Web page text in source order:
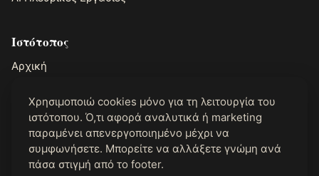
Ιστότοπος
Αρχική
Επικοινωνία
Νομικά
Χρησιμοποιώ cookies μόνο για τη λειτουργία του
ιστότοπου. Ό,τι αφορά αναλυτικά ή marketing
παραμένει απενεργοποιημένο μέχρι να
συμφωνήσετε. Μπορείτε να αλλάξετε γνώμη ανά
πάσα στιγμή από το footer.